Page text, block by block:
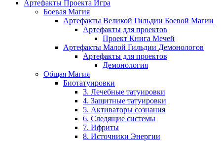
Артефакты Проекта Игра
Боевая Магия
Артефакты Великой Гильдии Боевой Магии
Артефакты для проектов
Проект Книга Мечей
Артефакты Малой Гильдии Демонологов
Артефакты для проектов
Демонология
Общая Магия
Биотатуировки
3. Лечебные татуировки
4. Защитные татуировки
5. Активаторы сознания
6. Следящие системы
7. Ифриты
8. Источники Энергии